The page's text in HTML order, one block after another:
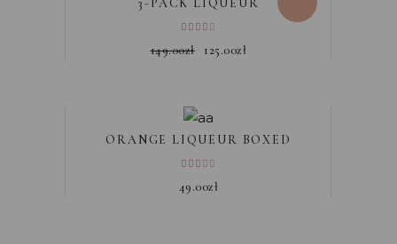
149.00zł 125.00zł
ORANGE LIQUEUR BOXED
49.00zł